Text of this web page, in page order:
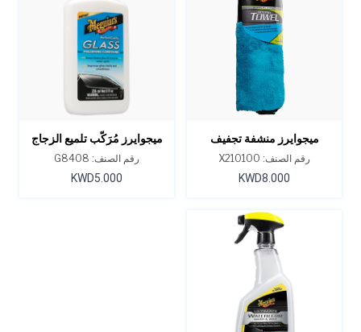
ميجوايرز منشفة تجفيف
سوبريم شاين
رقم الصنف: X210100
KWD8.000
ميجوايرز مُرَكّب تلميع الزجاج
بيرفكت كلاريتي 8 أونصة
رقم الصنف: G8408
KWD5.000